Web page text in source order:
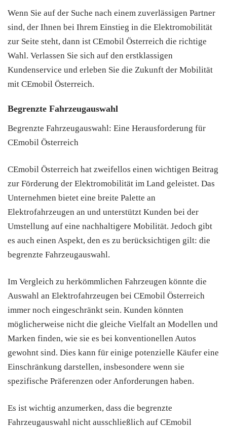
Wenn Sie auf der Suche nach einem zuverlässigen Partner
sind, der Ihnen bei Ihrem Einstieg in die Elektromobilität
zur Seite steht, dann ist CEmobil Österreich die richtige
Wahl. Verlassen Sie sich auf den erstklassigen
Kundenservice und erleben Sie die Zukunft der Mobilität
mit CEmobil Österreich.
Begrenzte Fahrzeugauswahl
Begrenzte Fahrzeugauswahl: Eine Herausforderung für
CEmobil Österreich
CEmobil Österreich hat zweifellos einen wichtigen Beitrag
zur Förderung der Elektromobilität im Land geleistet. Das
Unternehmen bietet eine breite Palette an
Elektrofahrzeugen an und unterstützt Kunden bei der
Umstellung auf eine nachhaltigere Mobilität. Jedoch gibt
es auch einen Aspekt, den es zu berücksichtigen gilt: die
begrenzte Fahrzeugauswahl.
Im Vergleich zu herkömmlichen Fahrzeugen könnte die
Auswahl an Elektrofahrzeugen bei CEmobil Österreich
immer noch eingeschränkt sein. Kunden könnten
möglicherweise nicht die gleiche Vielfalt an Modellen und
Marken finden, wie sie es bei konventionellen Autos
gewohnt sind. Dies kann für einige potenzielle Käufer eine
Einschränkung darstellen, insbesondere wenn sie
spezifische Präferenzen oder Anforderungen haben.
Es ist wichtig anzumerken, dass die begrenzte
Fahrzeugauswahl nicht ausschließlich auf CEmobil